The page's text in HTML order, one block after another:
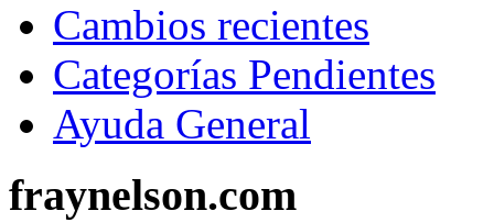
Cambios recientes
Categorías Pendientes
Ayuda General
fraynelson.com